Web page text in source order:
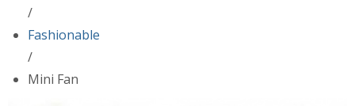
/
Fashionable
/
Mini Fan